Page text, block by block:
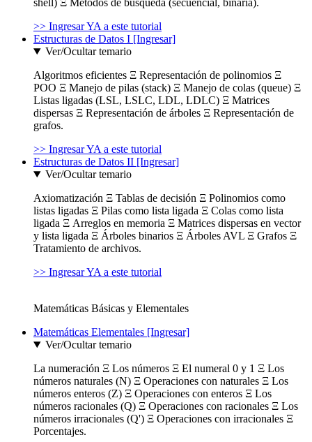
shell) Ξ Métodos de búsqueda (secuencial, binaria).
>> Ingresar YA a este tutorial
Estructuras de Datos I [Ingresar]
Ver/Ocultar temario
Algoritmos eficientes Ξ Representación de polinomios Ξ
POO Ξ Manejo de pilas (stack) Ξ Manejo de colas (queue) Ξ
Listas ligadas (LSL, LSLC, LDL, LDLC) Ξ Matrices
dispersas Ξ Representación de árboles Ξ Representación de
grafos.
>> Ingresar YA a este tutorial
Estructuras de Datos II [Ingresar]
Ver/Ocultar temario
Axiomatización Ξ Tablas de decisión Ξ Polinomios como
listas ligadas Ξ Pilas como lista ligada Ξ Colas como lista
ligada Ξ Arreglos en memoria Ξ Matrices dispersas en vector
y lista ligada Ξ Árboles binarios Ξ Árboles AVL Ξ Grafos Ξ
Tratamiento de archivos.
>> Ingresar YA a este tutorial
Matemáticas Básicas y Elementales
Matemáticas Elementales [Ingresar]
Ver/Ocultar temario
La numeración Ξ Los números Ξ El numeral 0 y 1 Ξ Los
números naturales (N) Ξ Operaciones con naturales Ξ Los
números enteros (Z) Ξ Operaciones con enteros Ξ Los
números racionales (Q) Ξ Operaciones con racionales Ξ Los
números irracionales (Q') Ξ Operaciones con irracionales Ξ
Porcentajes.